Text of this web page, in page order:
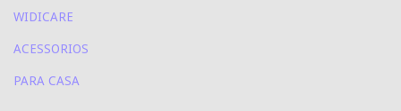
WIDICARE
ACESSORIOS
PARA CASA